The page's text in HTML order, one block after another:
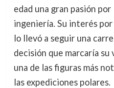
edad una gran pasión
ingeniería. Su interés
lo llevó a seguir una
decisión que marcaría su
una de las figuras más
las expediciones polares.